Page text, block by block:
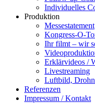
Individuelles
Produktion
Messestatement
Kongress-O-
Ihr filmt – wir
Erklärvideos /
Livestreaming
Luftbild,
Referenzen
Impressum / Kontakt